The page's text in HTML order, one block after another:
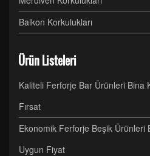
Balkon Korkulukları
Ürün Listeleri
Kaliteli Ferforje Bar Ürünleri Bina
Fırsat
Ekonomik Ferforje Beşik Ürünleri
Uygun Fiyat